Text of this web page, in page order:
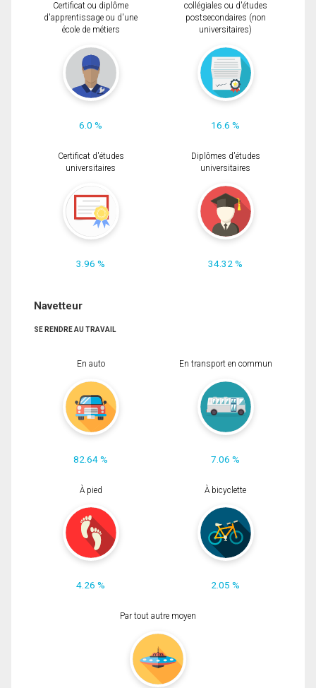
Certificat ou diplôme
d'apprentissage ou d'une
école de métiers
6.0 %
collégiales ou d'études
postsecondaires (non
universitaires)
16.6 %
Certificat d'études
universitaires
3.96 %
Diplômes d'études
universitaires
34.32 %
Navetteur
SE RENDRE AU TRAVAIL
En auto
82.64 %
En transport en commun
7.06 %
À pied
4.26 %
À bicyclette
2.05 %
Par tout autre moyen